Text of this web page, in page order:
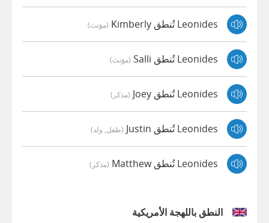
Leonides تُنطق Kimberly (مؤنث)
Leonides تُنطق Salli (مؤنث)
Leonides تُنطق Joey (مذكر)
Leonides تُنطق Justin (طفل, ولد)
Leonides تُنطق Matthew (مذكر)
النطق باللهجة الأمريكية